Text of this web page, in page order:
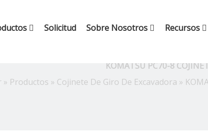
Solicitud Sobre Nosotros Recursos
KOMATSU PC70-8
» Productos » Cojinete De Giro De Excavadora »